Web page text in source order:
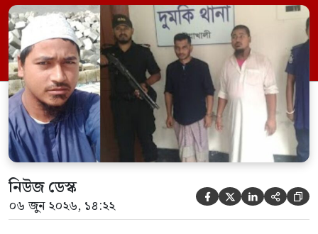
ভিত্তিতে অভিযান চালিয়ে মাদক চক্রের আরও
এক সদস্যকে আটক করা হয়। র‍্যাব ও পুলিশ
সূত্রে জানা গেছে, শুক্রবার গোপন সংবাদের
ভিত্তিতে র‍্যাব-৮, সিপিসি-১ পটুয়াখালী ক্যাম্পের
[…]
নিউজ ডেস্ক
০৬ জুন ২০২৬, ১৪:২২     